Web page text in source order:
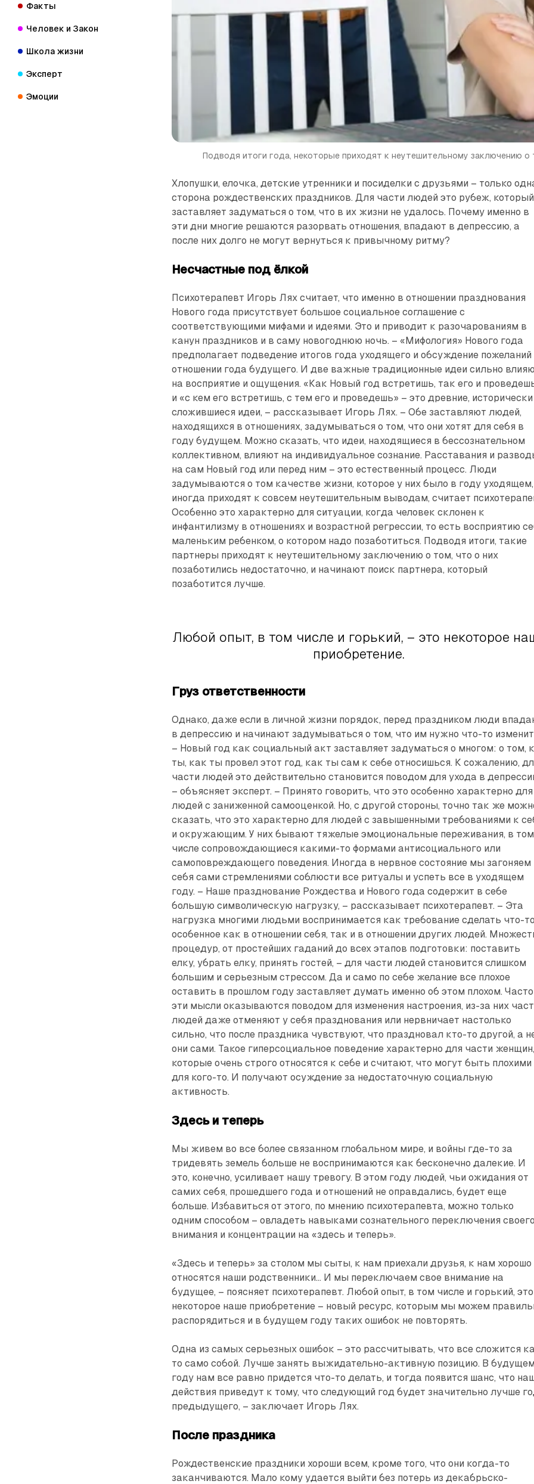
Факты
Человек и Закон
Школа жизни
Эксперт
Эмоции
Подводя итоги года, некоторые приходят к неутешительному заключению
Хлопушки, елочка, детские утренники и посиделки с друзьями – только
сторона рождественских праздников. Для части людей это рубеж, который
заставляет задуматься о том, что в их жизни не удалось. Почему именно в
эти дни многие решаются разорвать отношения, впадают в депрессию, а
после них долго не могут вернуться к привычному ритму?
Несчастные под ёлкой
Психотерапевт Игорь Лях считает, что именно в отношении празднования
Нового года присутствует большое социальное соглашение с
соответствующими мифами и идеями. Это и приводит к разочарованиям в
канун праздников и в саму новогоднюю ночь. – «Мифология» Нового года
предполагает подведение итогов года уходящего и обсуждение пожеланий
отношении года будущего. И две важные традиционные идеи сильно
на восприятие и ощущения. «Как Новый год встретишь, так его и
и «с кем его встретишь, с тем его и проведешь» – это древние, исторически
сложившиеся идеи, – рассказывает Игорь Лях. – Обе заставляют людей,
находящихся в отношениях, задумываться о том, что они хотят для себя в
году будущем. Можно сказать, что идеи, находящиеся в бессознательном
коллективном, влияют на индивидуальное сознание. Расставания и
на сам Новый год или перед ним – это естественный процесс. Люди
задумываются о том качестве жизни, которое у них было в году уходящем,
иногда приходят к совсем неутешительным выводам, считает
Особенно это характерно для ситуации, когда человек склонен к
инфантилизму в отношениях и возрастной регрессии, то есть восприятию
маленьким ребенком, о котором надо позаботиться. Подводя итоги, такие
партнеры приходят к неутешительному заключению о том, что о них
позаботились недостаточно, и начинают поиск партнера, который
позаботится лучше.
Любой опыт, в том числе и горький, – это некоторое
приобретение.
Груз ответственности
Однако, даже если в личной жизни порядок, перед праздником люди
в депрессию и начинают задумываться о том, что им нужно что-то
– Новый год как социальный акт заставляет задуматься о многом: о том,
ты, как ты провел этот год, как ты сам к себе относишься. К сожалению,
части людей это действительно становится поводом для ухода в
– объясняет эксперт. – Принято говорить, что это особенно характерно для
людей с заниженной самооценкой. Но, с другой стороны, точно так же
сказать, что это характерно для людей с завышенными требованиями к
и окружающим. У них бывают тяжелые эмоциональные переживания, в том
числе сопровождающиеся какими-то формами антисоциального или
самоповреждающего поведения. Иногда в нервное состояние мы загоняем
себя сами стремлениями соблюсти все ритуалы и успеть все в уходящем
году. – Наше празднование Рождества и Нового года содержит в себе
большую символическую нагрузку, – рассказывает психотерапевт. – Эта
нагрузка многими людьми воспринимается как требование сделать что-то
особенное как в отношении себя, так и в отношении других людей.
процедур, от простейших гаданий до всех этапов подготовки: поставить
елку, убрать елку, принять гостей, – для части людей становится слишком
большим и серьезным стрессом. Да и само по себе желание все плохое
оставить в прошлом году заставляет думать именно об этом плохом. Часто
эти мысли оказываются поводом для изменения настроения, из-за них
людей даже отменяют у себя празднования или нервничает настолько
сильно, что после праздника чувствуют, что праздновал кто-то другой, а
они сами. Такое гиперсоциальное поведение характерно для части женщин,
которые очень строго относятся к себе и считают, что могут быть плохими
для кого-то. И получают осуждение за недостаточную социальную
активность.
Здесь и теперь
Мы живем во все более связанном глобальном мире, и войны где-то за
тридевять земель больше не воспринимаются как бесконечно далекие. И
это, конечно, усиливает нашу тревогу. В этом году людей, чьи ожидания от
самих себя, прошедшего года и отношений не оправдались, будет еще
больше. Избавиться от этого, по мнению психотерапевта, можно только
одним способом – овладеть навыками сознательного переключения своего
внимания и концентрации на «здесь и теперь».
«Здесь и теперь» за столом мы сыты, к нам приехали друзья, к нам хорошо
относятся наши родственники... И мы переключаем свое внимание на
будущее, – поясняет психотерапевт. Любой опыт, в том числе и горький, это
некоторое наше приобретение – новый ресурс, которым мы можем
распорядиться и в будущем году таких ошибок не повторять.
Одна из самых серьезных ошибок – это рассчитывать, что все сложится
то само собой. Лучше занять выжидательно-активную позицию. В будущем
году нам все равно придется что-то делать, и тогда появится шанс, что
действия приведут к тому, что следующий год будет значительно лучше
предыдущего, – заключает Игорь Лях.
После праздника
Рождественские праздники хороши всем, кроме того, что они когда-то
заканчиваются. Мало кому удается выйти без потерь из декабрьско-